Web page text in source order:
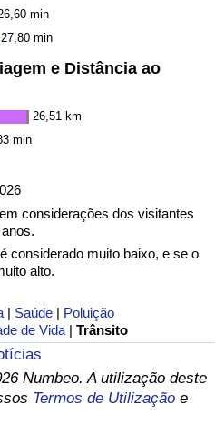
min
27,80 min
e Distância ao
26,51 km
min
considerações dos visitantes
considerado muito baixo, e se o
alto.
| Saúde | Poluição
de Vida |Trânsito
Numbeo. A utilização deste
Termos de Utilização e